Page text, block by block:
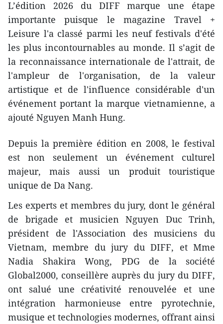
L’édition 2026 du DIFF marque une étape
importante puisque le magazine Travel +
Leisure l'a classé parmi les neuf festivals d'été
les plus incontournables au monde. Il s’agit de
la reconnaissance internationale de l'attrait, de
l'ampleur de l'organisation, de la valeur
artistique et de l'influence considérable d'un
événement portant la marque vietnamienne, a
ajouté Nguyen Manh Hung.
Depuis la première édition en 2008, le festival
est non seulement un événement culturel
majeur, mais aussi un produit touristique
unique de Da Nang.
Les experts et membres du jury, dont le général
de brigade et musicien Nguyen Duc Trinh,
président de l'Association des musiciens du
Vietnam, membre du jury du DIFF, et Mme
Nadia Shakira Wong, PDG de la société
Global2000, conseillère auprès du jury du DIFF,
ont salué une créativité renouvelée et une
intégration harmonieuse entre pyrotechnie,
musique et technologies modernes, offrant ainsi